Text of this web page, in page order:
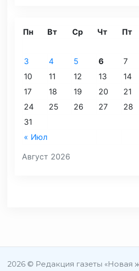
Август 2026
Пн Вт Ср Чт Пт
« Июл
3
4 5 6 7
10
11 12 13 14
17
18 19 20 21
24
25 26 27 28
31
2026 © Редакция газеты «Новая